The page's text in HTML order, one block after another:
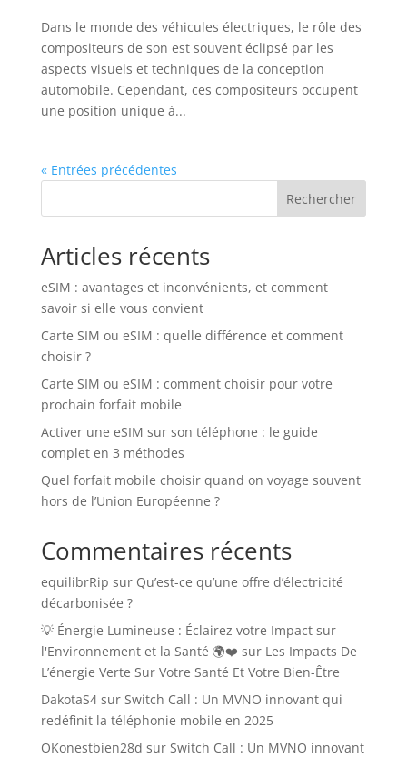
Dans le monde des véhicules électriques, le rôle des
compositeurs de son est souvent éclipsé par les
aspects visuels et techniques de la conception
automobile. Cependant, ces compositeurs occupent
une position unique à...
« Entrées précédentes
Rechercher
Articles récents
eSIM : avantages et inconvénients, et comment
savoir si elle vous convient
Carte SIM ou eSIM : quelle différence et comment
choisir ?
Carte SIM ou eSIM : comment choisir pour votre
prochain forfait mobile
Activer une eSIM sur son téléphone : le guide
complet en 3 méthodes
Quel forfait mobile choisir quand on voyage souvent
hors de l’Union Européenne ?
Commentaires récents
equilibrRip sur Qu’est-ce qu’une offre d’électricité
décarbonisée ?
💡 Énergie Lumineuse : Éclairez votre Impact sur
l'Environnement et la Santé 🌍❤️ sur Les Impacts De
L’énergie Verte Sur Votre Santé Et Votre Bien-Être
DakotaS4sur Switch Call : Un MVNO innovant qui
redéfinit la téléphonie mobile en 2025
OKonestbien28d sur Switch Call : Un MVNO innovant